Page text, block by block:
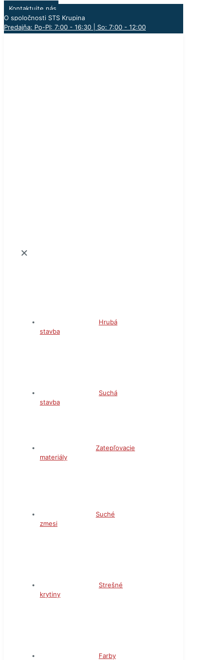
Kontaktujte nás
O spoločnosti STS Krupina
Predajňa: Po-PI: 7:00 - 16:30 | So: 7:00 - 12:00
✕
Hrubá
stavba
Suchá
stavba
Zatepľovacie
materiály
Suché
zmesi
Strešné
krytiny
Farby